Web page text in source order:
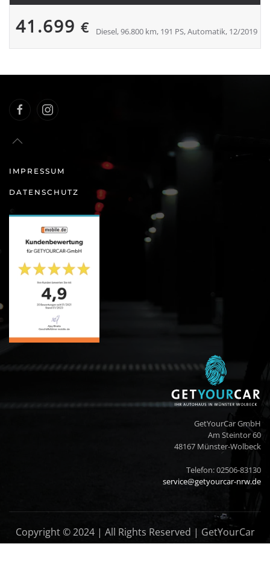
41.699 € Diesel, 96.800 km, 191 PS, Automatik, 12/2019
IMPRESSUM
DATENSCHUTZ
GetYourCar GmbH
Am Steintor 60
48167 Münster-Wolbeck
Telefon: 02506-83130
service@getyourcar-nrw.de
Copyright © 2024 | All Rights Reserved | GetYourCar
GmbH